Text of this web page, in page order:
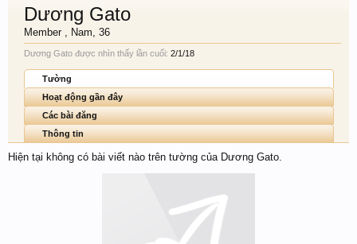
Dương Gato
Member , Nam, 36
Dương Gato được nhìn thấy lần cuối: 2/1/18
Tường
Hoạt động gần đây
Các bài đăng
Thông tin
Hiện tại không có bài viết nào trên tường của Dương Gato.